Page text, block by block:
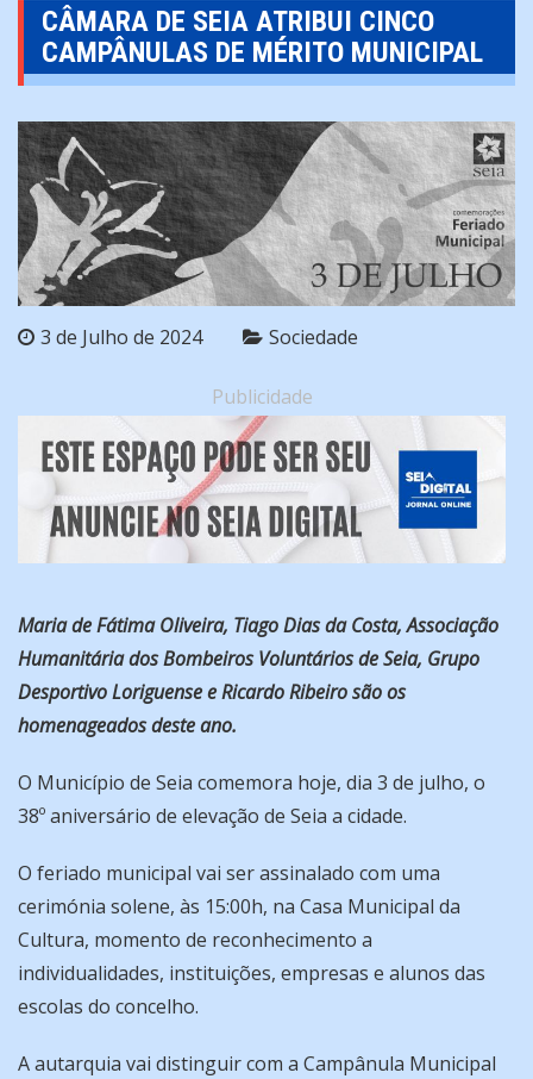
CÂMARA DE SEIA ATRIBUI CINCO
CAMPÂNULAS DE MÉRITO MUNICIPAL
3 de Julho de 2024 Sociedade
Publicidade
Maria de Fátima Oliveira, Tiago Dias da Costa, Associação
Humanitária dos Bombeiros Voluntários de Seia, Grupo
Desportivo Loriguense e Ricardo Ribeiro são os
homenageados deste ano.
O Município de Seia comemora hoje, dia 3 de julho, o
38º aniversário de elevação de Seia a cidade.
O feriado municipal vai ser assinalado com uma
cerimónia solene, às 15:00h, na Casa Municipal da
Cultura, momento de reconhecimento a
individualidades, instituições, empresas e alunos das
escolas do concelho.
A autarquia vai distinguir com a Campânula Municipal